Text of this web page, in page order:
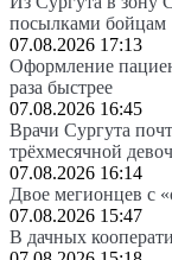
посылками бойцам
07.08.2026 17:13
Оформление
раза быстрее
07.08.2026 16:45
Врачи Сургута
трёхмесячной
07.08.2026 16:14
Двое мегионцев с
07.08.2026 15:47
В дачных